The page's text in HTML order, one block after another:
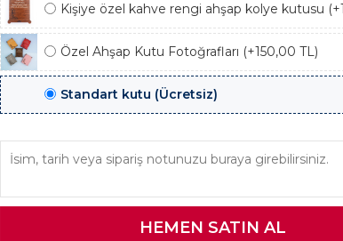
Kişiye özel kahve rengi ahşap kolye kutusu
Özel Ahşap Kutu Fotoğrafları (+150,00 TL)
Standart kutu (Ücretsiz)